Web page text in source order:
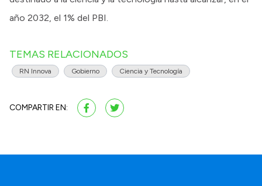
año 2032, el 1% del PBI.
TEMAS RELACIONADOS
RN Innova Gobierno Ciencia y Tecnología
COMPARTIR EN: